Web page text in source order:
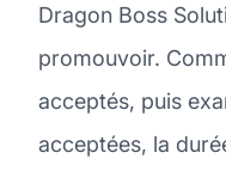
Dragon Boss
promouvoir.
acceptés, puis
acceptées, la